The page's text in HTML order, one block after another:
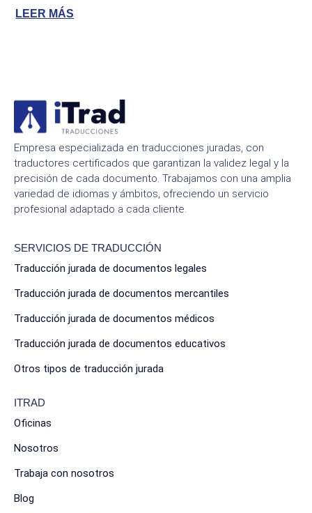
LEER MÁS
Empresa especializada en traducciones juradas, con
traductores certificados que garantizan la validez legal y la
precisión de cada documento. Trabajamos con una amplia
variedad de idiomas y ámbitos, ofreciendo un servicio
profesional adaptado a cada cliente.
SERVICIOS DE TRADUCCIÓN
Traducción jurada de documentos legales
Traducción jurada de documentos mercantiles
Traducción jurada de documentos médicos
Traducción jurada de documentos educativos
Otros tipos de traducción jurada
ITRAD
Oficinas
Nosotros
Trabaja con nosotros
Blog